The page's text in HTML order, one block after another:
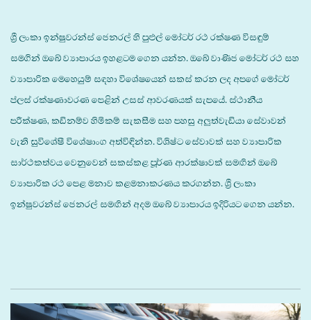
​​ශ්‍රී ලංකා ඉන්ෂුවරන්ස් ජෙනරල් හි පුළුල් මෝටර් රථ රක්ෂණ විසඳුම්
සමගින් ඔබේ ව්‍යාපාරය ඉහළටම ගෙන යන්න. ඔබේ වාණිජ මෝටර් රථ සහ
ව්‍යාපාරික මෙහෙයුම් සඳහා විශේෂයෙන් සකස් කරන ලද අපගේ මෝටර්
ප්ලස් රක්ෂණාවරණ පෙළින් උසස් ආවරණයක් සැපයේ. ස්ථානීය
පරීක්ෂණ, කඩිනම්ව හිමිකම් සැකසීම සහ පහසු අලුත්වැඩියා සේවාවන්
වැනි සුවිශේෂී විශේෂාංග අත්විඳින්න. විශිෂ්ට සේවාවක් සහ ව්‍යාපාරික
සාර්ථකත්වය වෙනුවෙන් සකස්කළ පූර්ණ ආරක්ෂාවක් සමඟින් ඔබේ
ව්‍යාපාරික රථ පෙළ මනාව කළමනාකරණය කරගන්න. ශ්‍රී ලංකා
ඉන්ෂුවරන්ස් ජෙනරල් සමඟින් අදම ඔබේ ව්‍යාපාරය ඉදිරියට ගෙන යන්න. ​